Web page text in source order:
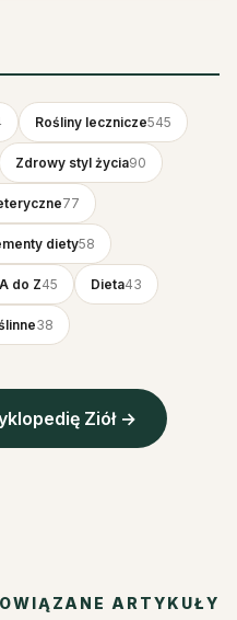
Rośliny lecznicze545
Zdrowy styl życia90
77
diety58
do Z45 Dieta43
38
Ziół →
ARTYKUŁY